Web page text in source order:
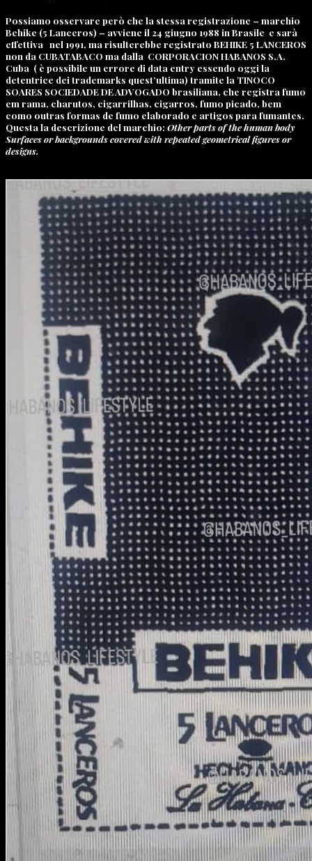
Possiamo osservare però che la stessa registrazione – marchio
Behike (5 Lanceros) – avviene il 24 giugno 1988 in Brasile e sarà
effettiva nel 1991, ma risulterebbe registrato BEHIKE 5 LANCEROS
non da CUBATABACO ma dalla CORPORACION HABANOS S.A.
Cuba ( è possibile un errore di data entry essendo oggi la
detentrice dei trademarks quest’ultima) tramite la TINOCO
SOARES SOCIEDADE DE ADVOGADO brasiliana, che registra fumo
em rama, charutos, cigarrilhas, cigarros, fumo picado, bem
como outras formas de fumo elaborado e artigos para fumantes.
Questa la descrizione del marchio: Other parts of the human body
Surfaces or backgrounds covered with repeated geometrical figures or
designs.